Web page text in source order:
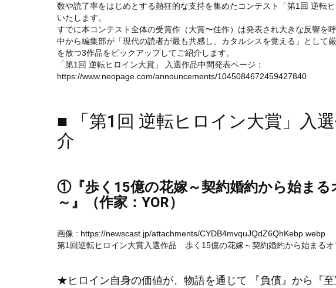
数や読了率をはじめとする熱狂的な支持を集めたコンテスト「第1回 逆転
いたします。
すでに本コンテスト全体の受賞作（大賞〜佳作）は発表され大きな反響を
中から編集部が「現代の読者が最も共感し、カタルシスを覚える」として
を放つ3作品をピックアップしてご紹介します。
「第1回 逆転ヒロイン大賞」 入選作品中間発表ページ：
https://www.neopage.com/announcements/1045084672459427840
■ 「第1回 逆転ヒロイン大賞」入
介
①『歩く15億の花嫁～契約婚約から始まる
～』（作家：YOR）
画像 : https://newscast.jp/attachments/CYDB4mvquJQdZ6QhKebp.webp
第1回逆転ヒロイン大賞入選作品 歩く15億の花嫁～契約婚約から始まる
★ヒロイン自身の価値が、物語を通じて 『負債』から『